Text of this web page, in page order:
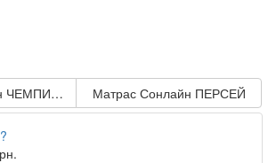
ЧЕМПИОН TRENDМатрас Сонлайн ПЕРСЕЙ